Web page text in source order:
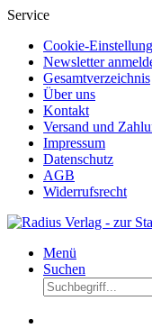
Service
Cookie-
Newsletter
Gesamtverzeichnis
Über uns
Kontakt
Versand und
Impressum
Datenschutz
AGB
Widerrufsrecht
Menü
Suchen